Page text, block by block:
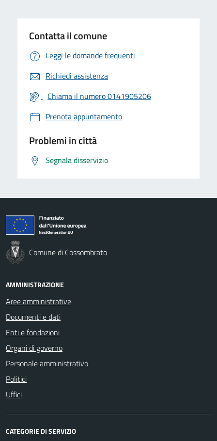
Contatta il comune
Leggi le domande frequenti
Richiedi assistenza
Chiama il numero 0141905206
Prenota appuntamento
Problemi in città
Segnala disservizio
Comune di Cossombrato
AMMINISTRAZIONE
Aree amministrative
Documenti e dati
Enti e fondazioni
Organi di governo
Personale amministrativo
Politici
Uffici
CATEGORIE DI SERVIZIO